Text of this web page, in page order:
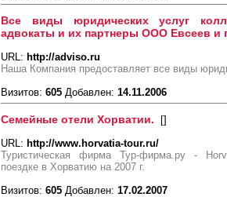
Все виды юридических услуг
адвокаты и их партнеры ООО Евсеев и
URL: http://adviso.ru
Наша Компания предоставляет все виды
Визитов: 605 Добавлен: 14.11.2006
Семейные отели Хорватии. []
URL: http://www.horvatia-tour.ru/
Туристическая фирма Тур-фирма.ру -
поездке в Хорватию на 2007 г.
Визитов: 605 Добавлен: 17.02.2007